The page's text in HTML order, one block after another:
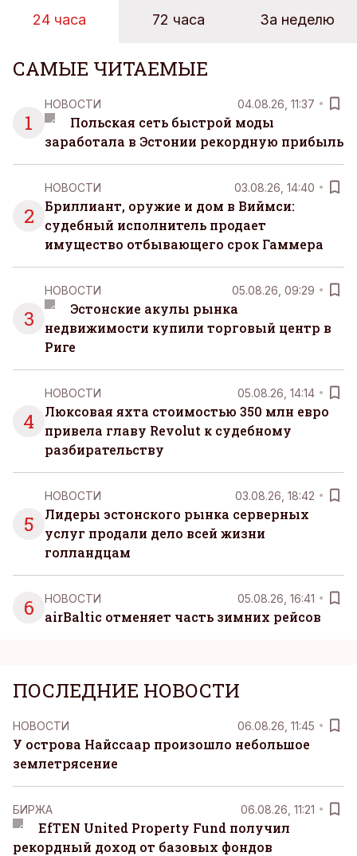
24 часа 72 часа За неделю
САМЫЕ ЧИТАЕМЫЕ
1
НОВОСТИ 04.08.26, 11:37
Польская сеть быстрой моды
заработала в Эстонии рекордную прибыль
2
НОВОСТИ 03.08.26, 14:40
Бриллиант, оружие и дом в Виймси:
судебный исполнитель продает
имущество отбывающего срок Гаммера
3
НОВОСТИ 05.08.26, 09:29
Эстонские акулы рынка
недвижимости купили торговый центр в
Риге
4
НОВОСТИ 05.08.26, 14:14
Люксовая яхта стоимостью 350 млн евро
привела главу Revolut к судебному
разбирательству
5
НОВОСТИ 03.08.26, 18:42
Лидеры эстонского рынка серверных
услуг продали дело всей жизни
голландцам
6 НОВОСТИ 05.08.26, 16:41
airBaltic отменяет часть зимних рейсов
ПОСЛЕДНИЕ НОВОСТИ
НОВОСТИ 06.08.26, 11:45
У острова Найссаар произошло небольшое
землетрясение
БИРЖА 06.08.26, 11:21
EfTEN United Property Fund получил
рекордный доход от базовых фондов